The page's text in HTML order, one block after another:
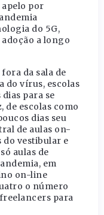
por
do 5G,
a longo
da sala de
do vírus, escolas
para se
de escolas como
dias seu
de aulas on-
do vestibular e
aulas de
em
on-line
o número
para